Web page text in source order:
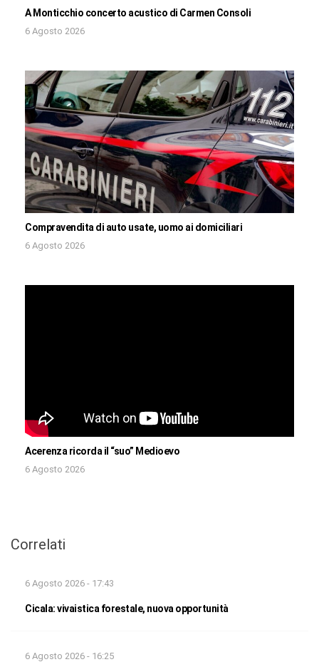
A Monticchio concerto acustico di Carmen Consoli
6 Agosto 2026
Compravendita di auto usate, uomo ai domiciliari
6 Agosto 2026
Acerenza ricorda il “suo” Medioevo
6 Agosto 2026
Correlati
6 Agosto 2026 - 17:43
Cicala: vivaistica forestale, nuova opportunità
6 Agosto 2026 - 16:25